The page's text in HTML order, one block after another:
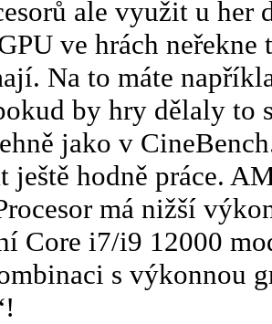
ale využit u her
ve hrách
Na to máte
by hry dělaly to
jako v
ještě hodně práce.
má nižší
Core i7/i9 12000
s výkonnou